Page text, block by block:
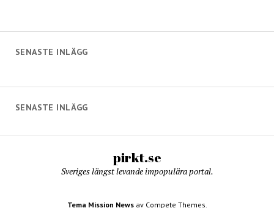
SENASTE INLÄGG
SENASTE INLÄGG
pirkt.se
Sveriges längst levande impopulära portal.
Tema Mission Newsav Compete Themes.